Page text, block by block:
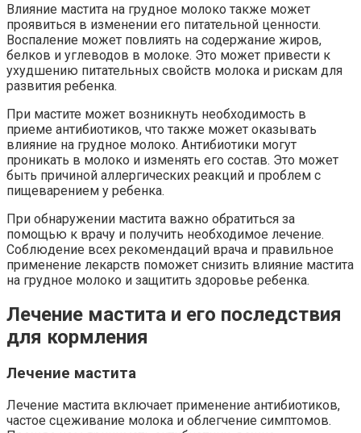
Влияние мастита на грудное молоко также может
проявиться в изменении его питательной ценности.
Воспаление может повлиять на содержание жиров,
белков и углеводов в молоке. Это может привести к
ухудшению питательных свойств молока и рискам для
развития ребенка.
При мастите может возникнуть необходимость в
приеме антибиотиков, что также может оказывать
влияние на грудное молоко. Антибиотики могут
проникать в молоко и изменять его состав. Это может
быть причиной аллергических реакций и проблем с
пищеварением у ребенка.
При обнаружении мастита важно обратиться за
помощью к врачу и получить необходимое лечение.
Соблюдение всех рекомендаций врача и правильное
применение лекарств поможет снизить влияние мастита
на грудное молоко и защитить здоровье ребенка.
Лечение мастита и его последствия
для кормления
Лечение мастита
Лечение мастита включает применение антибиотиков,
частое сцеживание молока и облегчение симптомов.